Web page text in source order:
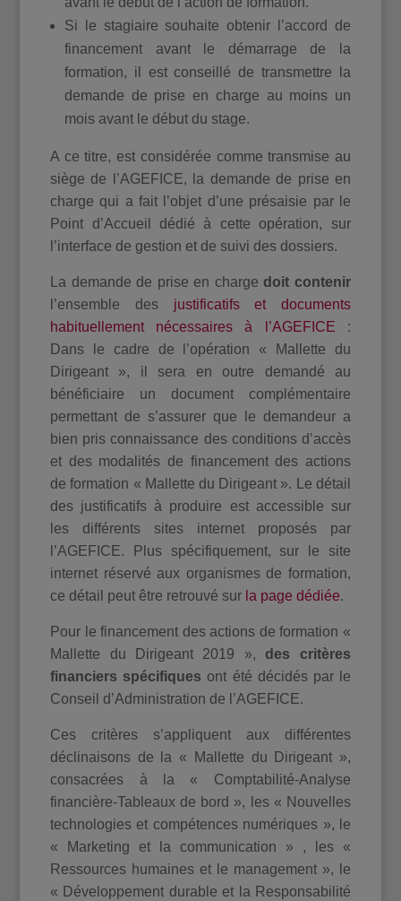
Si le stagiaire souhaite obtenir l’accord de
financement avant le démarrage de la
formation, il est conseillé de transmettre la
demande de prise en charge au moins un
mois avant le début du stage.
A ce titre, est considérée comme transmise au
siège de l’AGEFICE, la demande de prise en
charge qui a fait l’objet d’une présaisie par le
Point d’Accueil dédié à cette opération, sur
l’interface de gestion et de suivi des dossiers.
La demande de prise en chargedoit contenir
l’ensemble des justificatifs et documents
habituellement nécessaires à l’AGEFICE :
Dans le cadre de l’opération « Mallette du
Dirigeant », il sera en outre demandé au
bénéficiaire un document complémentaire
permettant de s’assurer que le demandeur a
bien pris connaissance des conditions d’accès
et des modalités de financement des actions
de formation « Mallette du Dirigeant ». Le détail
des justificatifs à produire est accessible sur
les différents sites internet proposés par
l’AGEFICE. Plus spécifiquement, sur le site
internet réservé aux organismes de formation,
ce détail peut être retrouvé sur la page dédiée.
Pour le financement des actions de formation «
Mallette du Dirigeant 2019 »,des critères
financiers spécifiques ont été décidés par le
Conseil d’Administration de l’AGEFICE.
Ces critères s’appliquent aux différentes
déclinaisons de la « Mallette du Dirigeant »,
consacrées à la « Comptabilité-Analyse
financière-Tableaux de bord », les « Nouvelles
technologies et compétences numériques », le
« Marketing et la communication » , les «
Ressources humaines et le management », le
« Développement durable et la Responsabilité